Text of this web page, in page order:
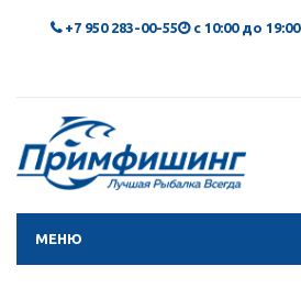
+7 950 283-00-55 с 10:00 до 19:00
МЕНЮ